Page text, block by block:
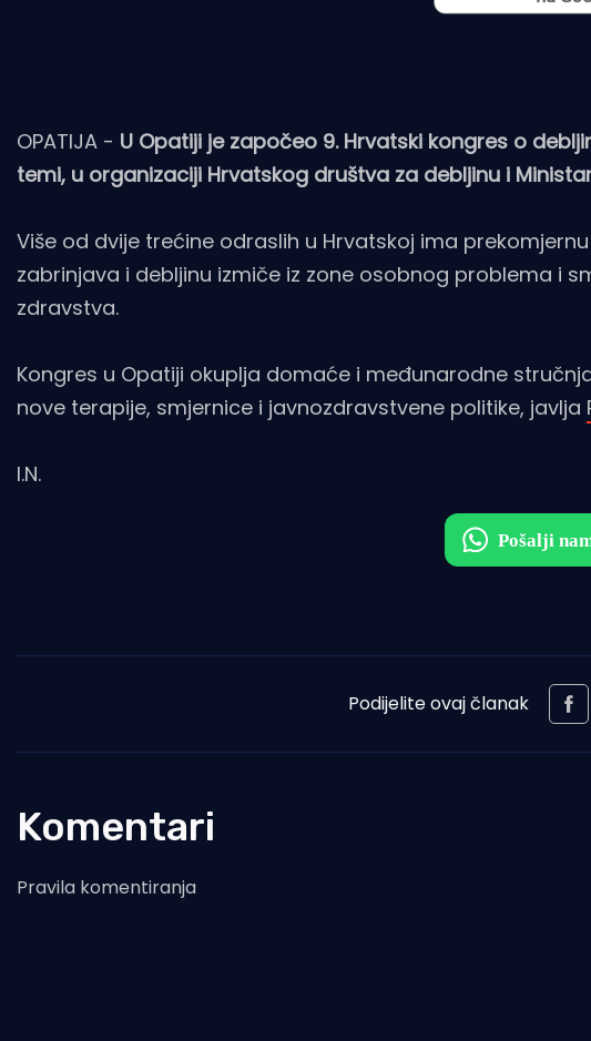
OPATIJA - U Opatiji je započeo 9. Hrvatski kongres o
temi, u organizaciji Hrvatskog društva za debljinu i
Više od dvije trećine odraslih u Hrvatskoj ima
zabrinjava i debljinu izmiče iz zone osobnog problema i
zdravstva.
Kongres u Opatiji okuplja domaće i međunarodne
nove terapije, smjernice i javnozdravstvene politike, javlja
I.N.
Podijelite ovaj članak
Komentari
Pravila komentiranja